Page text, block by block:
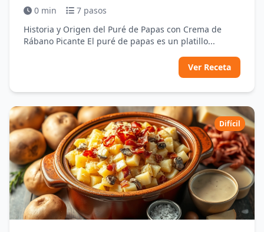
0 min
7 pasos
Historia y Origen del Puré de Papas con Crema de
Rábano Picante El puré de papas es un platillo...
Ver Receta
Difícil